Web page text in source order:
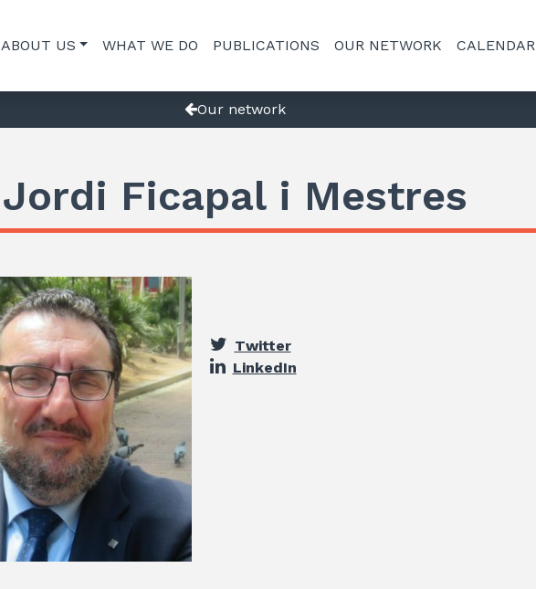
ABOUT US WHAT WE DO PUBLICATIONS OUR NETWORK CALENDAR
Our network
Jordi Ficapal i Mestres
Twitter
LinkedIn